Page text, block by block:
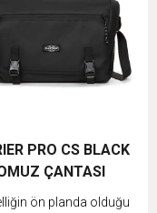
PRO CS BLACK
ÇANTASI
ön planda olduğu